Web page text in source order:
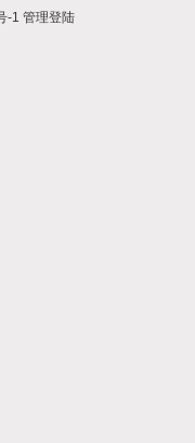
-1 管理登陆